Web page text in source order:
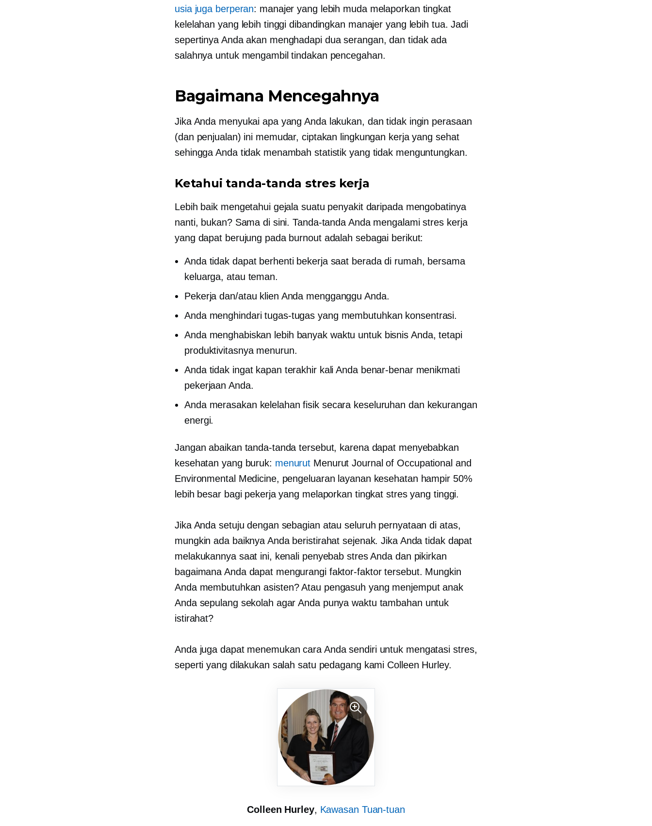
usia juga berperan: manajer yang lebih muda melaporkan tingkat
kelelahan yang lebih tinggi dibandingkan manajer yang lebih tua. Jadi
sepertinya Anda akan menghadapi dua serangan, dan tidak ada
salahnya untuk mengambil tindakan pencegahan.
Bagaimana Mencegahnya
Jika Anda menyukai apa yang Anda lakukan, dan tidak ingin perasaan
(dan penjualan) ini memudar, ciptakan lingkungan kerja yang sehat
sehingga Anda tidak menambah statistik yang tidak menguntungkan.
Ketahui tanda-tanda stres kerja
Lebih baik mengetahui gejala suatu penyakit daripada mengobatinya
nanti, bukan? Sama di sini. Tanda-tanda Anda mengalami stres kerja
yang dapat berujung pada burnout adalah sebagai berikut:
Anda tidak dapat berhenti bekerja saat berada di rumah, bersama
keluarga, atau teman.
Pekerja dan/atau klien Anda mengganggu Anda.
Anda menghindari tugas-tugas yang membutuhkan konsentrasi.
Anda menghabiskan lebih banyak waktu untuk bisnis Anda, tetapi
produktivitasnya menurun.
Anda tidak ingat kapan terakhir kali Anda benar-benar menikmati
pekerjaan Anda.
Anda merasakan kelelahan fisik secara keseluruhan dan kekurangan
energi.
Jangan abaikan tanda-tanda tersebut, karena dapat menyebabkan
kesehatan yang buruk: menurut Menurut Journal of Occupational and
Environmental Medicine, pengeluaran layanan kesehatan hampir 50%
lebih besar bagi pekerja yang melaporkan tingkat stres yang tinggi.
Jika Anda setuju dengan sebagian atau seluruh pernyataan di atas,
mungkin ada baiknya Anda beristirahat sejenak. Jika Anda tidak dapat
melakukannya saat ini, kenali penyebab stres Anda dan pikirkan
bagaimana Anda dapat mengurangi faktor-faktor tersebut. Mungkin
Anda membutuhkan asisten? Atau pengasuh yang menjemput anak
Anda sepulang sekolah agar Anda punya waktu tambahan untuk
istirahat?
Anda juga dapat menemukan cara Anda sendiri untuk mengatasi stres,
seperti yang dilakukan salah satu pedagang kami Colleen Hurley.
Colleen Hurley, Kawasan Tuan-tuan